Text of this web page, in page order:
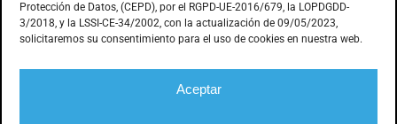
Protección de Datos, (CEPD), por el RGPD-UE-2016/679, la LOPDGDD-
3/2018, y la LSSI-CE-34/2002, con la actualización de 09/05/2023,
solicitaremos su consentimiento para el uso de cookies en nuestra web.
Aceptar
935.603.166
stemp@stemp.es